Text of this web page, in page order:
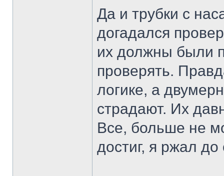
Да и трубки с
догадался
их должны были
проверять.
логике, а
страдают. Их
Все, больше не
достиг, я ржал до